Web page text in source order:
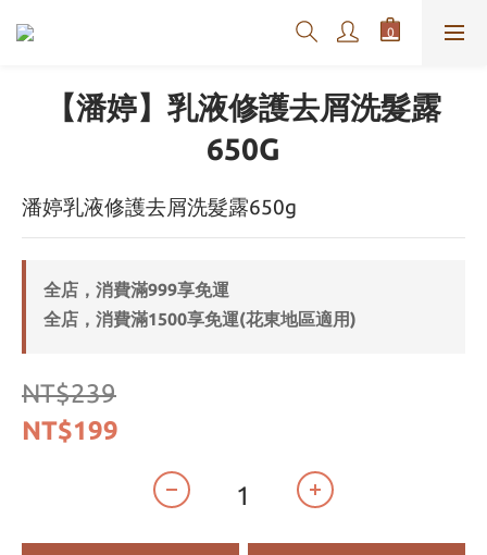
【潘婷】乳液修護去屑洗髮露
650G
潘婷乳液修護去屑洗髮露650g
全店，消費滿999享免運
全店，消費滿1500享免運(花東地區適用)
NT$239
NT$199